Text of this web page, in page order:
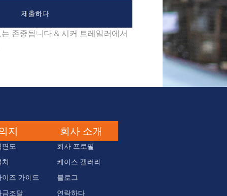
제출하다
존중됩니다 & 시커 트레일러에서
지
면도
치
이즈 가이드
금조달
회사 소개
회사 프로필
케이스 갤러리
블로그
연락하다